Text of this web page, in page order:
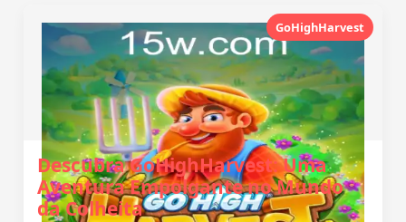
GoHighHarvest
Descubra GoHighHarvest: Uma
Aventura Empolgante no Mundo
da Colheita